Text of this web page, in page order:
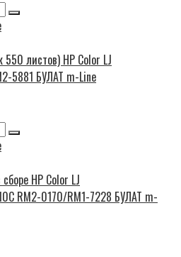
550 листов) HP Color LJ
5881 БУЛАТ m-Line
HP Color LJ
RM2-0170/RM1-7228 БУЛАТ m-